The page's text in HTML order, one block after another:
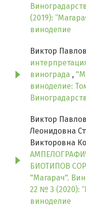
(2019):
виноделие
Виктор
винограда ,
виноделие:
Виктор
Леонидовна
Викторовна
БИОТИПОВ
"Магарач".
22 № 3 (2020):
виноделие